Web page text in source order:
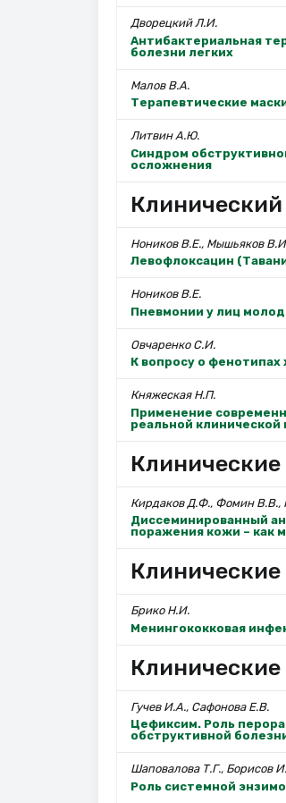
Дворецкий Л.И.
Антибактериальная
болезни легких
Малов В.А.
Терапевтические
Литвин А.Ю.
Синдром
осложнения
Ноников В.Е., Мышьяков
Левофлоксацин
Ноников В.Е.
Пневмонии у лиц
Овчаренко С.И.
К вопросу о фенотипах
Княжеская Н.П.
Применение
реальной
Кирдаков Д.Ф., Фомин В.В.,
Диссеминированный
поражения кожи – как
Брико Н.И.
Менингококковая
Гучев И.А., Сафонова Е.В.
Цефиксим. Роль
обструктивной
Шаповалова Т.Г., Борисов
Роль системной